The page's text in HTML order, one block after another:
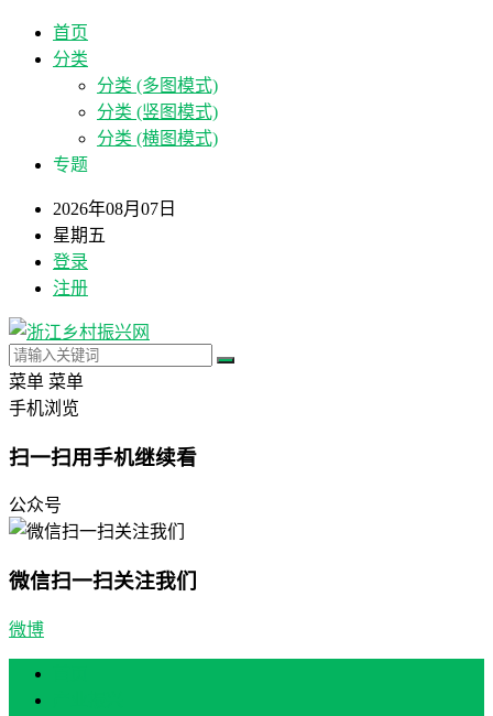
首页
分类
分类 (多图模式)
分类 (竖图模式)
分类 (横图模式)
专题
2026年08月07日
星期五
登录
注册
菜单 菜单
手机浏览
扫一扫用手机继续看
公众号
微信扫一扫关注我们
微博